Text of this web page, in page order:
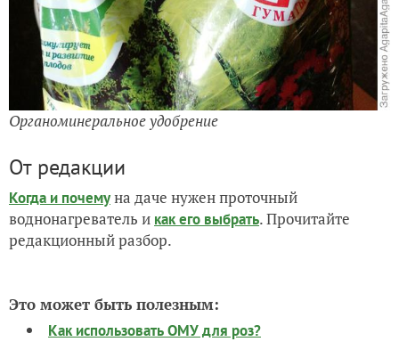
Органоминеральное удобрение
От редакции
Когда и почемуна даче нужен проточный
воднонагреватель и как его выбрать. Прочитайте
редакционный разбор.
Это может быть полезным:
Как использовать ОМУ для роз?